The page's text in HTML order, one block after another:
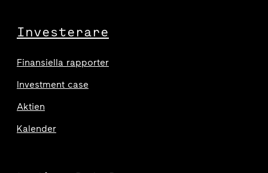
Investerare
Finansiella rapporter
Investment case
Aktien
Kalender